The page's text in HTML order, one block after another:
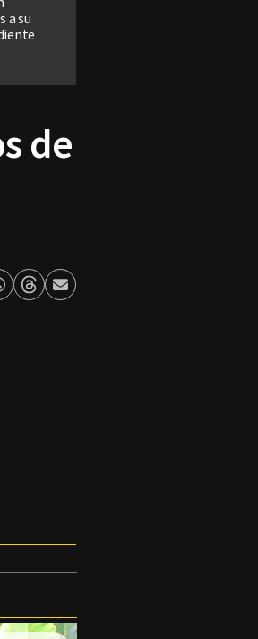
a su
de
ThreadsEnviar